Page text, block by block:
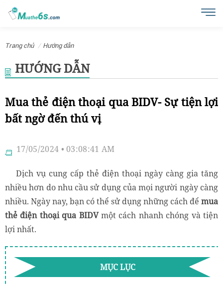
Trang chủ Hướng dẫn
HƯỚNG DẪN
Mua thẻ điện thoại qua BIDV- Sự tiện lợi
bất ngờ đến thú vị
17/05/2024 • 03:08:41 AM
Dịch vụ cung cấp thẻ điện thoại ngày càng gia tăng
nhiều hơn do nhu cầu sử dụng của mọi người ngày càng
nhiều. Ngày nay, bạn có thể sử dụng những cách để mua
thẻ điện thoại qua BIDVmột cách nhanh chóng và tiện
lợi nhất.
MỤC LỤC